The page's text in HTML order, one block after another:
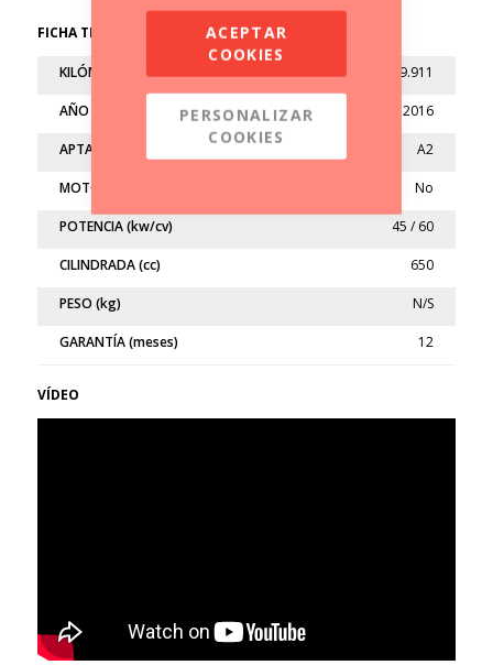
FICHA TÉCNICA
KILÓMETROS 9.911
AÑO 2016
APTA A2
MOTO LIMITADA No
POTENCIA (kw/cv) 45 / 60
CILINDRADA (cc) 650
PESO (kg) N/S
GARANTÍA (meses) 12
VÍDEO
ACEPTAR
COOKIES
PERSONALIZAR
COOKIES